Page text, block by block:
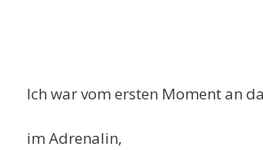
Ich war vom ersten Moment an
im Adrenalin,